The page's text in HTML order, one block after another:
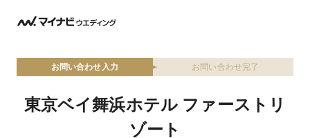
お問い合わせ入力 お問い合わせ完了
東京ベイ舞浜ホテル ファーストリ
ゾート